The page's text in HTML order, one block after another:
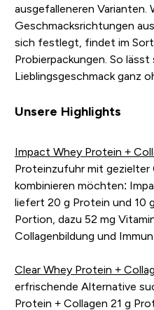
ausgefalleneren Varianten.
Geschmacksrichtungen
sich festlegt, findet im
Probierpackungen. So
Lieblingsgeschmack ganz
Unsere Highlights
Impact Whey Protein +
Proteinzufuhr mit
kombinieren möchten:
liefert 20 g Protein und 10
Portion, dazu 52 mg
Collagenbildung und
Clear Whey Protein +
erfrischende Alternative
Protein + Collagen 21 g